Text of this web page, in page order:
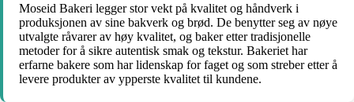
Moseid Bakeri legger stor vekt på kvalitet og håndverk i
produksjonen av sine bakverk og brød. De benytter seg av nøye
utvalgte råvarer av høy kvalitet, og baker etter tradisjonelle
metoder for å sikre autentisk smak og tekstur. Bakeriet har
erfarne bakere som har lidenskap for faget og som streber etter å
levere produkter av ypperste kvalitet til kundene.